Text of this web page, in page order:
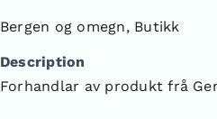
Bergen og omegn, Butikk
Description
Forhandlar av produkt frå